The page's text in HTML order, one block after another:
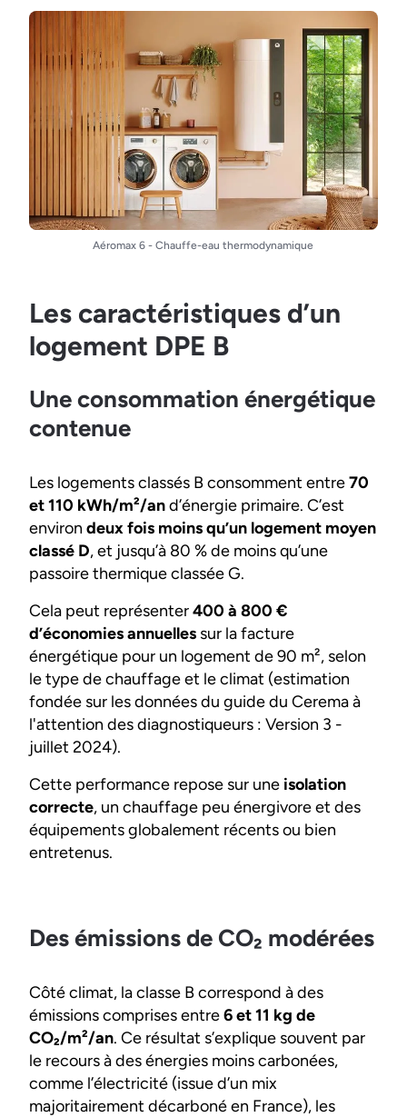
Aéromax 6 - Chauffe-eau thermodynamique
Les caractéristiques d’un
logement DPE B
Une consommation énergétique
contenue
Les logements classés B consomment entre70
et 110 kWh/m²/and’énergie primaire. C’est
environ deux fois moins qu’un logement moyen
classé D, et jusqu’à 80 % de moins qu’une
passoire thermique classée G.
Cela peut représenter400 à 800 €
d’économies annuelles sur la facture
énergétique pour un logement de 90 m², selon
le type de chauffage et le climat (estimation
fondée sur les données du guide du Cerema à
l'attention des diagnostiqueurs : Version 3 -
juillet 2024).
Cette performance repose sur une isolation
correcte, un chauffage peu énergivore et des
équipements globalement récents ou bien
entretenus.
Des émissions de CO₂ modérées
Côté climat, la classe B correspond à des
émissions comprises entre6 et 11 kg de
CO₂/m²/an. Ce résultat s’explique souvent par
le recours à des énergies moins carbonées,
comme l’électricité (issue d’un mix
majoritairement décarboné en France), les